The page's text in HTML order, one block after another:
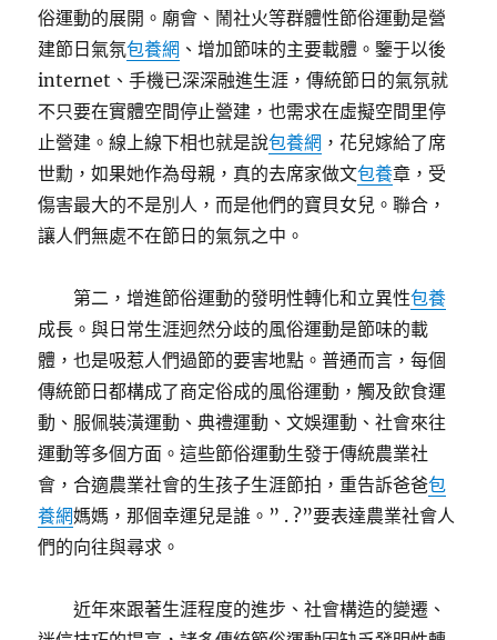
俗運動的展開。廟會、鬧社火等群體性節俗運動是營
建節日氣氛包養網 、增加節味的主要載體。鑒于以後
internet、手機已深深融進生涯，傳統節日的氣氛就
不只要在實體空間停止營建，也需求在虛擬空間里停
止營建。線上線下相也就是說包養網 ，花兒嫁給了席
世勳，如果她作為母親，真的去席家做文包養章，受
傷害最大的不是別人，而是他們的寶貝女兒。聯合，
讓人們無處不在節日的氣氛之中。
第二，增進節俗運動的發明性轉化和立異性包養
成長。與日常生涯迥然分歧的風俗運動是節味的載
體，也是吸惹人們過節的要害地點。普通而言，每個
傳統節日都構成了商定俗成的風俗運動，觸及飲食運
動、服佩裝潢運動、典禮運動、文娛運動、社會來往
運動等多個方面。這些節俗運動生發于傳統農業社
會，合適農業社會的生孩子生涯節拍，重告訴爸爸包
養網媽媽，那個幸運兒是誰。” . ?”要表達農業社會人
們的向往與尋求。
近年來跟著生涯程度的進步、社會構造的變遷、